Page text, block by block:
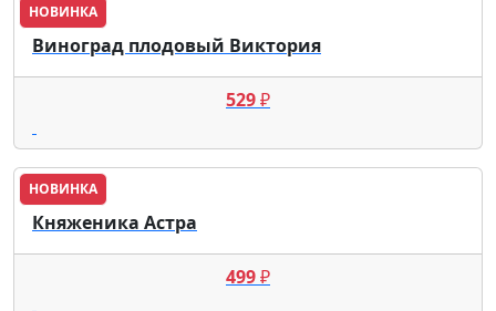
НОВИНКА
Виноград плодовый Виктория
529₽
НОВИНКА
Княженика Астра
499₽